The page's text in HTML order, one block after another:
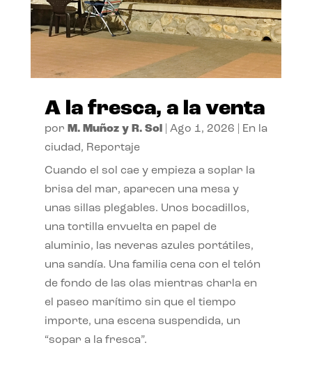
A la fresca, a la venta
por M. Muñoz y R. Sol| Ago 1, 2026
En la
ciudad, Reportaje
Cuando el sol cae y empieza a soplar la
brisa del mar, aparecen una mesa y
unas sillas plegables. Unos bocadillos,
una tortilla envuelta en papel de
aluminio, las neveras azules portátiles,
una sandía. Una familia cena con el telón
de fondo de las olas mientras charla en
el paseo marítimo sin que el tiempo
importe, una escena suspendida, un
“sopar a la fresca”.